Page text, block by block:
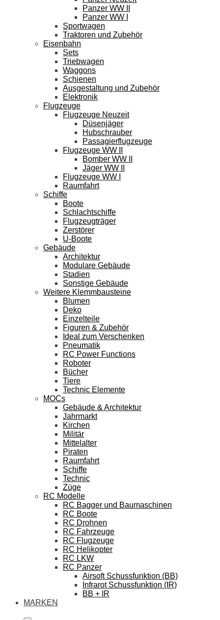
Panzer WW II
Panzer WW I
Sportwagen
Traktoren und Zubehör
Eisenbahn
Sets
Triebwagen
Waggons
Schienen
Ausgestaltung und Zubehör
Elektronik
Flugzeuge
Flugzeuge Neuzeit
Düsenjäger
Hubschrauber
Passagierflugzeuge
Flugzeuge WW II
Bomber WW II
Jäger WW II
Flugzeuge WW I
Raumfahrt
Schiffe
Boote
Schlachtschiffe
Flugzeugträger
Zerstörer
U-Boote
Gebäude
Architektur
Modulare Gebäude
Stadien
Sonstige Gebäude
Weitere Klemmbausteine
Blumen
Deko
Einzelteile
Figuren & Zubehör
Ideal zum Verschenken
Pneumatik
RC Power Functions
Roboter
Bücher
Tiere
Technic Elemente
MOCs
Gebäude & Architektur
Jahrmarkt
Kirchen
Militär
Mittelalter
Piraten
Raumfahrt
Schiffe
Technic
Züge
RC Modelle
RC Bagger und Baumaschinen
RC Boote
RC Drohnen
RC Fahrzeuge
RC Flugzeuge
RC Helikopter
RC LKW
RC Panzer
Airsoft Schussfunktion (BB)
Infrarot Schussfunktion (IR)
BB + IR
MARKEN